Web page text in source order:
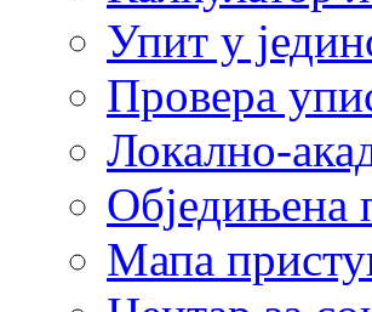
Упит у
Провера
Локално-
Обједињена
Мапа